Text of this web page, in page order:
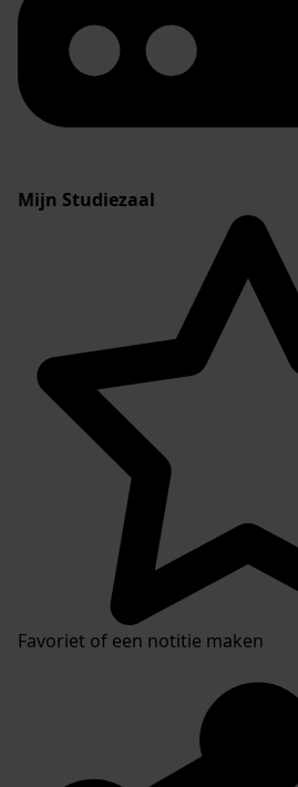
Mijn Studiezaal
Favoriet of een notitie maken